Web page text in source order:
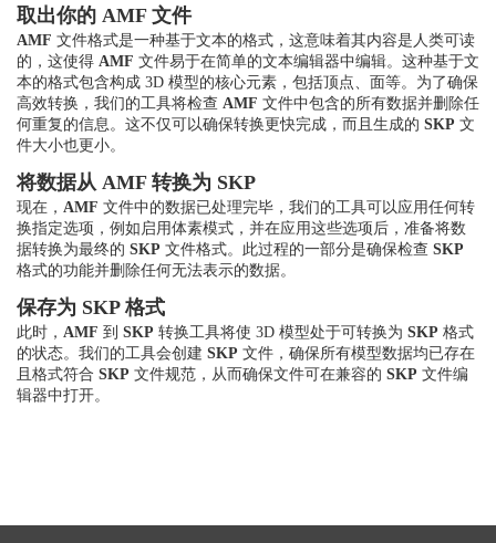
取出你的 AMF 文件
AMF 文件格式是一种基于文本的格式，这意味着其内容是人类可读
的，这使得 AMF 文件易于在简单的文本编辑器中编辑。这种基于文
本的格式包含构成 3D 模型的核心元素，包括顶点、面等。为了确保
高效转换，我们的工具将检查 AMF 文件中包含的所有数据并删除任
何重复的信息。这不仅可以确保转换更快完成，而且生成的 SKP 文
件大小也更小。
将数据从 AMF 转换为 SKP
现在， AMF 文件中的数据已处理完毕，我们的工具可以应用任何转
换指定选项，例如启用体素模式，并在应用这些选项后，准备将数
据转换为最终的 SKP 文件格式。此过程的一部分是确保检查 SKP
格式的功能并删除任何无法表示的数据。
保存为 SKP 格式
此时， AMF 到 SKP 转换工具将使 3D 模型处于可转换为 SKP 格式
的状态。我们的工具会创建 SKP 文件，确保所有模型数据均已存在
且格式符合 SKP 文件规范，从而确保文件可在兼容的 SKP 文件编
辑器中打开。